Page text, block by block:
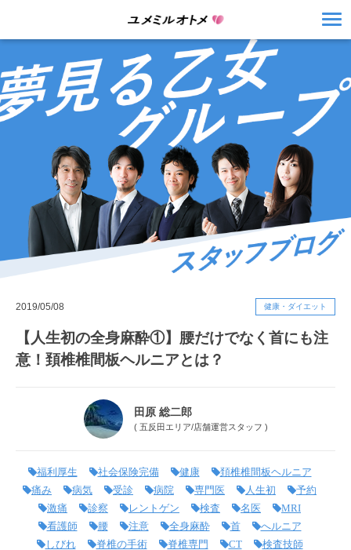
2019/05/08 健康・ダイエット
【人生初の全身麻酔①】腰だけでなく首にも注
意！頚椎椎間板ヘルニアとは？
田原 総二郎
( 五反田エリア/店舗運営スタッフ )
福利厚生 社会保険完備 健康
頚椎椎間板ヘルニア
痛み
病気 受診 病院 専門医 人生初
予約
激痛
診察 レントゲン 検査 名医
MRI
看護師
腰 注意 全身麻酔 首
へルニア
しびれ
脊椎の手術 脊椎専門 CT
検査技師